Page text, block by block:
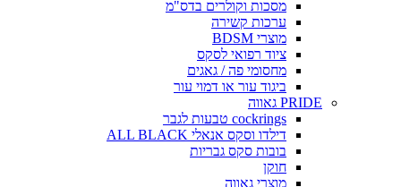
מסכות וקולרים בדס"מ
ערכות קשירה
מוצרי BDSM
ציוד רפואי לסקס
מחסומי פה / גאגים
ביגוד עור או דמוי עור
PRIDE גאווה
cockrings טבעות לגבר
דילדו וסקס אנאלי ALL BLACK
בובות סקס גבריות
חוקן
מוצרי גאווה